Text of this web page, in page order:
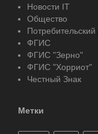
Новости IT
Общество
ФГИС
ФГИС "Зерно"
ФГИС "Хорриот"
Честный Знак
Метки